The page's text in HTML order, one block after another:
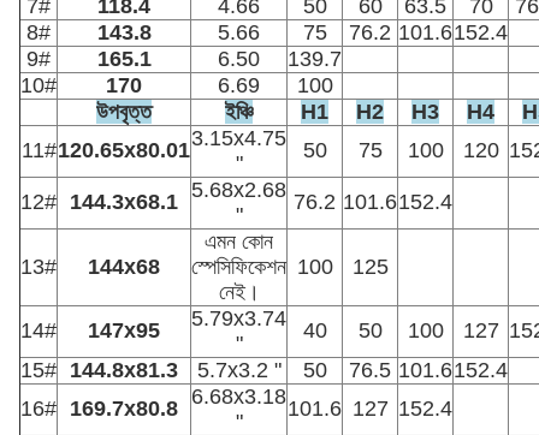
7# 118.4 4.66 50 60 63.5 70
8#
143.8 5.66 75 76.2 101.6152.4
9#
165.1 6.50
139.7
10#
170 6.69
100
উপবৃত্ত
ইঞ্চি H1 H2 H3 H4
11#120.65x80.013.15x4.75
"
50 75 100 120
12# 144.3x68.1 5.68x2.68
"
76.2 101.6152.4
13# 144x68
এমন কোন
স্পেসিফিকেশন
নেই।
100 125
14# 147x95
5.79x3.74
"
40 50 100 127
15# 144.8x81.3 5.7x3.2 " 50 76.5 101.6152.4
16# 169.7x80.8 6.68x3.18
"
101.6 127 152.4